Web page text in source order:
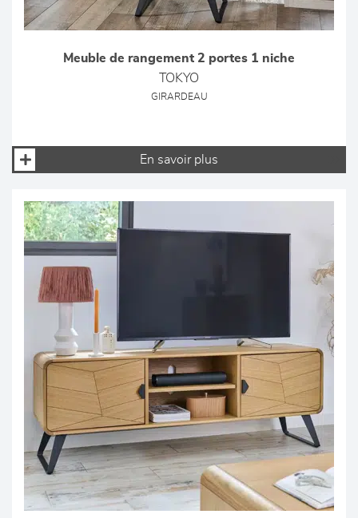
Meuble de rangement 2 portes 1 niche
TOKYO
GIRARDEAU
En savoir plus